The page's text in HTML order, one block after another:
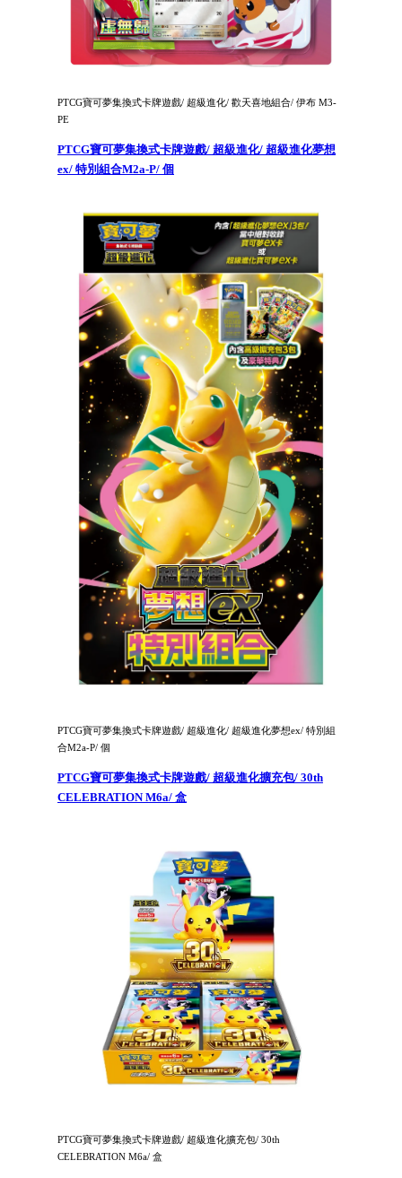
PTCG寶可夢集換式卡牌遊戲/ 超級進化/ 歡天喜地組合/ 伊布 M3-
PE
PTCG寶可夢集換式卡牌遊戲/ 超級進化/ 超級進化夢想
ex/ 特別組合M2a-P/ 個
PTCG寶可夢集換式卡牌遊戲/ 超級進化/ 超級進化夢想ex/ 特別組
合M2a-P/ 個
PTCG寶可夢集換式卡牌遊戲/ 超級進化擴充包/ 30th
CELEBRATION M6a/ 盒
PTCG寶可夢集換式卡牌遊戲/ 超級進化擴充包/ 30th
CELEBRATION M6a/ 盒